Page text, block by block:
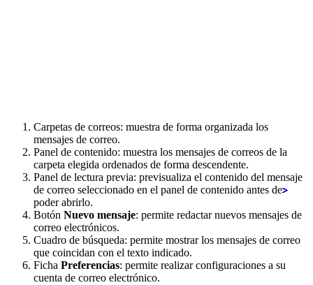
Carpetas de correos: muestra de forma organizada los
mensajes de correo.
Panel de contenido: muestra los mensajes de correos de la
carpeta elegida ordenados de forma descendente.
Panel de lectura previa: previsualiza el contenido del mensaje
de correo seleccionado en el panel de contenido antes de
poder abrirlo.
Botón Nuevo mensaje: permite redactar nuevos mensajes de
correo electrónicos.
Cuadro de búsqueda: permite mostrar los mensajes de correo
que coincidan con el texto indicado.
Ficha Preferencias: permite realizar configuraciones a su
cuenta de correo electrónico.